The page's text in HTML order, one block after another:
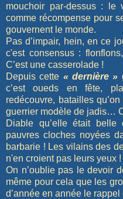
mouchoir par-dessus : le
comme récompense pour
gouvernent le monde.
Pas d’impair, hein, en ce
c'est consensus :
C’est une casserolade !
Depuis cette « dernière »
c’est oueds en fête,
redécouvre, batailles
guerrier modèle de jadis…
Diable qu’elle était
pauvres cloches noyées
barbarie ! Les vilains des
n'en croient pas leurs yeux !
On n’oublie pas le devoir
même pour cela que les
d’année en année le